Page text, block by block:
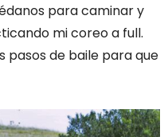
para caminar y
mi coreo a full.
pasos de baile para que